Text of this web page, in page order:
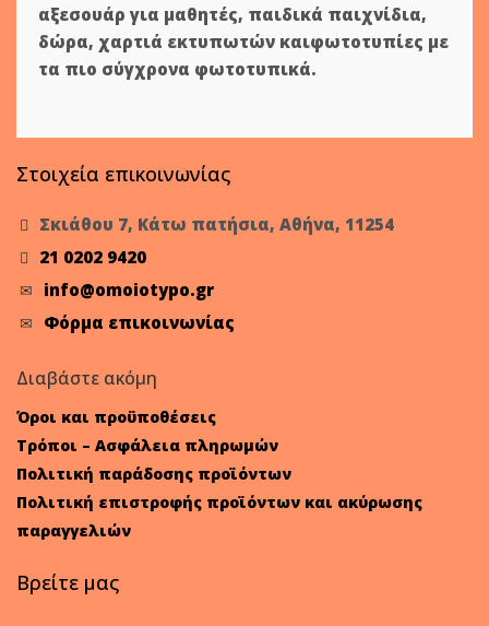
αξεσουάρ για μαθητές, παιδικά παιχνίδια,
δώρα, χαρτιά εκτυπωτών καιφωτοτυπίες με
τα πιο σύγχρονα φωτοτυπικά.
Στοιχεία επικοινωνίας
Σκιάθου 7, Κάτω πατήσια, Αθήνα, 11254
21 0202 9420
info@omoiotypo.gr
Φόρμα επικοινωνίας
Διαβάστε ακόμη
Όροι και προϋποθέσεις
Τρόποι – Ασφάλεια πληρωμών
Πολιτική παράδοσης προϊόντων
Πολιτική επιστροφής προϊόντων και ακύρωσης
παραγγελιών
Βρείτε μας